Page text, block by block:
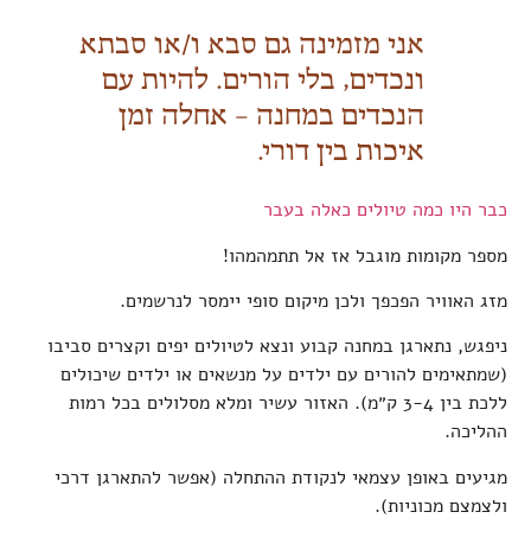
אני מזמינה גם סבא ו/או סבתא
ונכדים, בלי הורים. להיות עם
הנכדים במחנה – אחלה זמן
איכות בין דורי.
כבר היו כמה טיולים כאלה בעבר
מספר מקומות מוגבל אז אל תתמהמהו!
מזג האוויר הפכפך ולכן מיקום סופי יימסר לנרשמים.
ניפגש, נתארגן במחנה קבוע ונצא לטיולים יפים וקצרים סביבו
(שמתאימים להורים עם ילדים על מנשאים או ילדים שיכולים
ללכת בין 3-4 ק״מ). האזור עשיר ומלא מסלולים בכל רמות
ההליכה.
מגיעים באופן עצמאי לנקודת ההתחלה (אפשר להתארגן דרכי
ולצמצם מכוניות).